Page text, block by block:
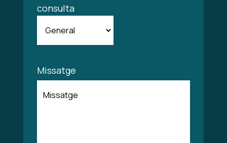
consulta
Missatge